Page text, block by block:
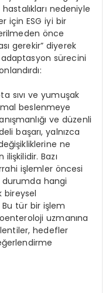
nedeniyle
için ESG iyi bir
önce
gerekir” diyerek
sürecini
sıvı ve yumuşak
beslenmeye
ve düzenli
başarı, yalnızca
ne
Bazı
işlemler öncesi
durumda hangi
bireysel
tür bir işlem
uzmanına
hedefler